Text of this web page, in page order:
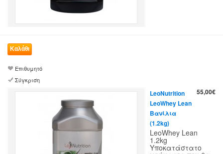
Επιθυμητό
Σύγκριση
55,00€
LeoNutrition
LeoWhey Lean
Βανίλια
(1.2kg)
LeoWhey Lean
1.2kg
Υποκατάστατο